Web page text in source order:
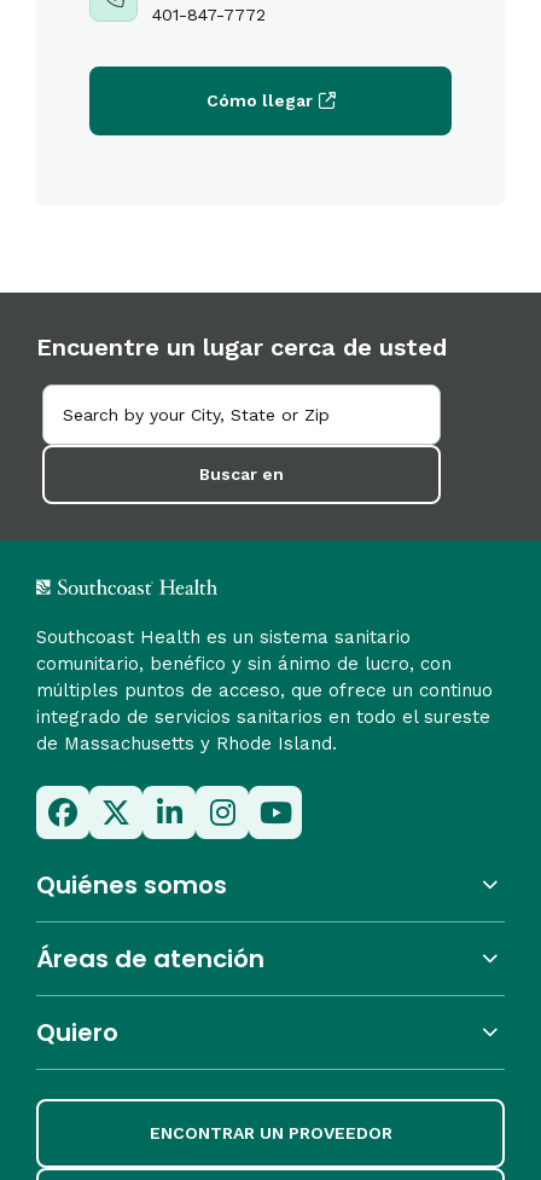
401-847-7772
Cómo llegar
Encuentre un lugar cerca de usted
Buscar en
Southcoast Health es un sistema sanitario
comunitario, benéfico y sin ánimo de lucro, con
múltiples puntos de acceso, que ofrece un continuo
integrado de servicios sanitarios en todo el sureste
de Massachusetts y Rhode Island.
Quiénes somos
Áreas de atención
Quiero
ENCONTRAR UN PROVEEDOR